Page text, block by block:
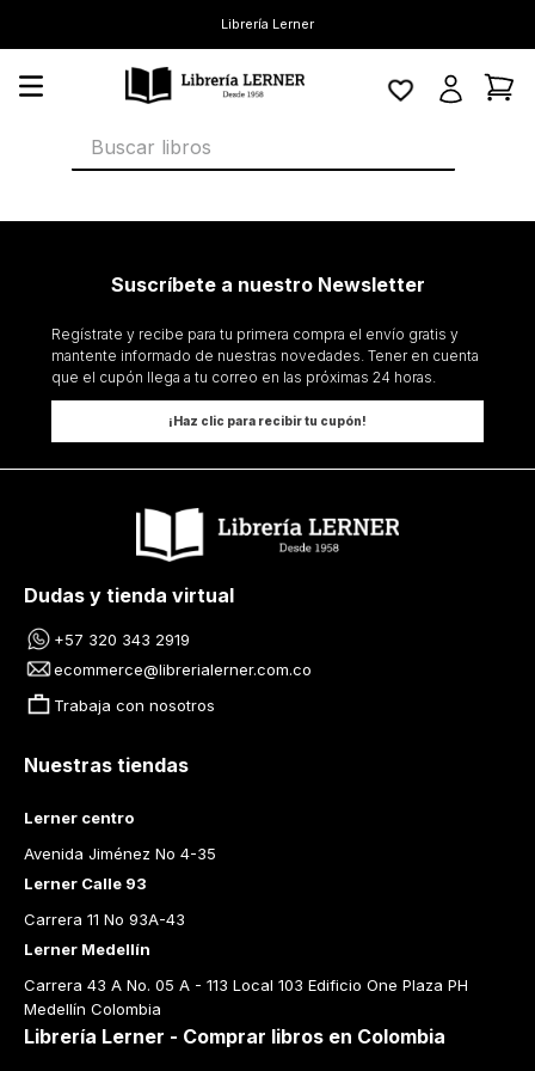
Librería Lerner
Buscar libros
Suscríbete a nuestro Newsletter
Regístrate y recibe para tu primera compra el envío gratis y
mantente informado de nuestras novedades. Tener en cuenta
que el cupón llega a tu correo en las próximas 24 horas.
¡Haz clic para recibir tu cupón!
Dudas y tienda virtual
+57 320 343 2919
ecommerce@librerialerner.com.co
Trabaja con nosotros
Nuestras tiendas
Lerner centro
Avenida Jiménez No 4-35
Lerner Calle 93
Carrera 11 No 93A-43
Lerner Medellín
Carrera 43 A No. 05 A - 113 Local 103 Edificio One Plaza PH
Medellín Colombia
Librería Lerner - Comprar libros en Colombia